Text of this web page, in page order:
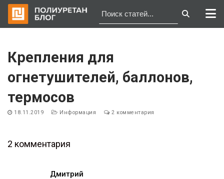
содержимому
Крепления для
огнетушителей, баллонов,
термосов
18.11.2019 Информация 2 комментария
Навигация
2 комментария
Дмитрий